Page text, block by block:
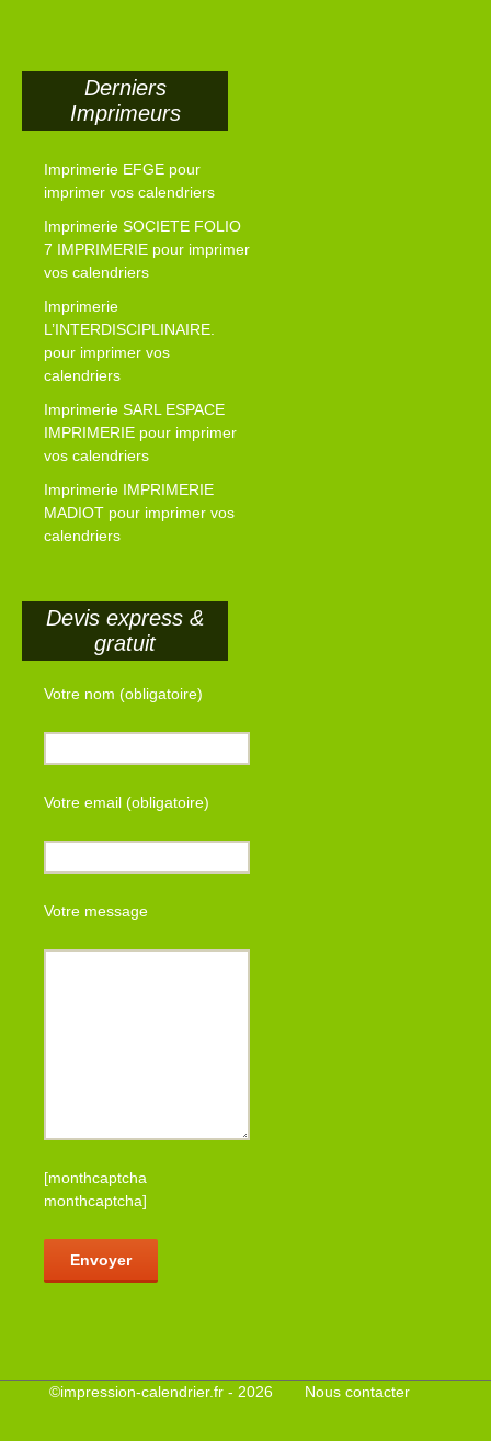
Derniers
Imprimeurs
Imprimerie EFGE pour
imprimer vos calendriers
Imprimerie SOCIETE FOLIO
7 IMPRIMERIE pour imprimer
vos calendriers
Imprimerie
L’INTERDISCIPLINAIRE.
pour imprimer vos
calendriers
Imprimerie SARL ESPACE
IMPRIMERIE pour imprimer
vos calendriers
Imprimerie IMPRIMERIE
MADIOT pour imprimer vos
calendriers
Devis express &
gratuit
Votre nom (obligatoire)
Votre email (obligatoire)
Votre message
[monthcaptcha
monthcaptcha]
©impression-calendrier.fr - 2026 Nous contacter